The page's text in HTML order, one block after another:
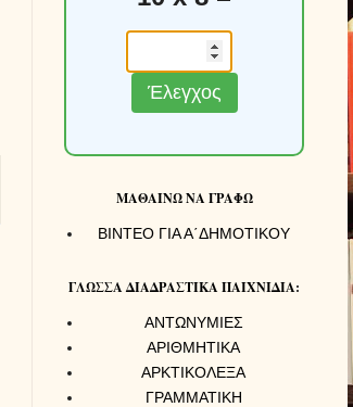
Έλεγχος
ΜΑΘΑΙΝΩ ΝΑ ΓΡΑΦΩ
ΒΙΝΤΕΟ ΓΙΑ Α΄ΔΗΜΟΤΙΚΟΥ
ΓΛΩΣΣΑ ΔΙΑΔΡΑΣΤΙΚΑ ΠΑΙΧΝΙΔΙΑ:
ΑΝΤΩΝΥΜΙΕΣ
ΑΡΙΘΜΗΤΙΚΑ
ΑΡΚΤΙΚΟΛΕΞΑ
ΓΡΑΜΜΑΤΙΚΗ